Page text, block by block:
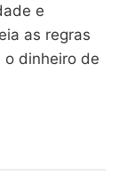
e
as regras
o dinheiro de